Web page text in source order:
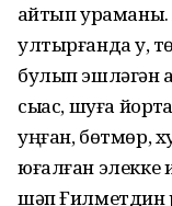
ҡайтып
ултырғанда уҡ,
булып эшлəгəн
сыҡҡас, шуға
уңған, бɵтмɵр,
юғалған
шəп Ғилметдин